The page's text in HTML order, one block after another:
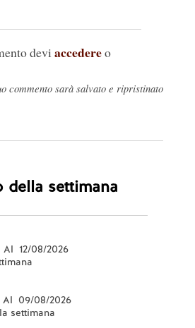
devi accedereo
commento sarà salvato e ripristinato
della settimana
12/08/2026
Al 09/08/2026
settimana